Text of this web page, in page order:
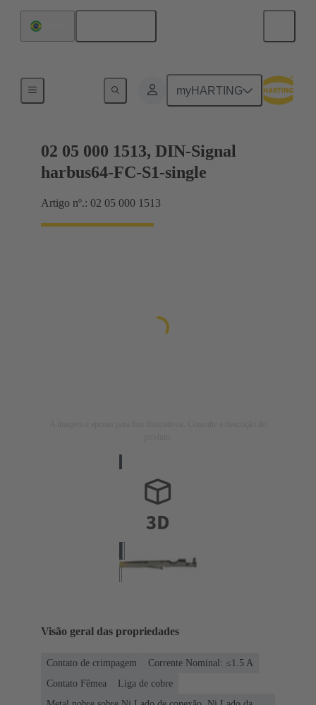
myHARTING
02 05 000 1513, DIN-Signal
harbus64-FC-S1-single
Artigo nº.: 02 05 000 1513
Visão geral das propriedades
Contato de crimpagem
Corrente Nominal: ≤1.5 A
Contato Fêmea
Liga de cobre